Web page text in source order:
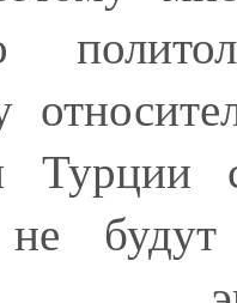
Турции
не